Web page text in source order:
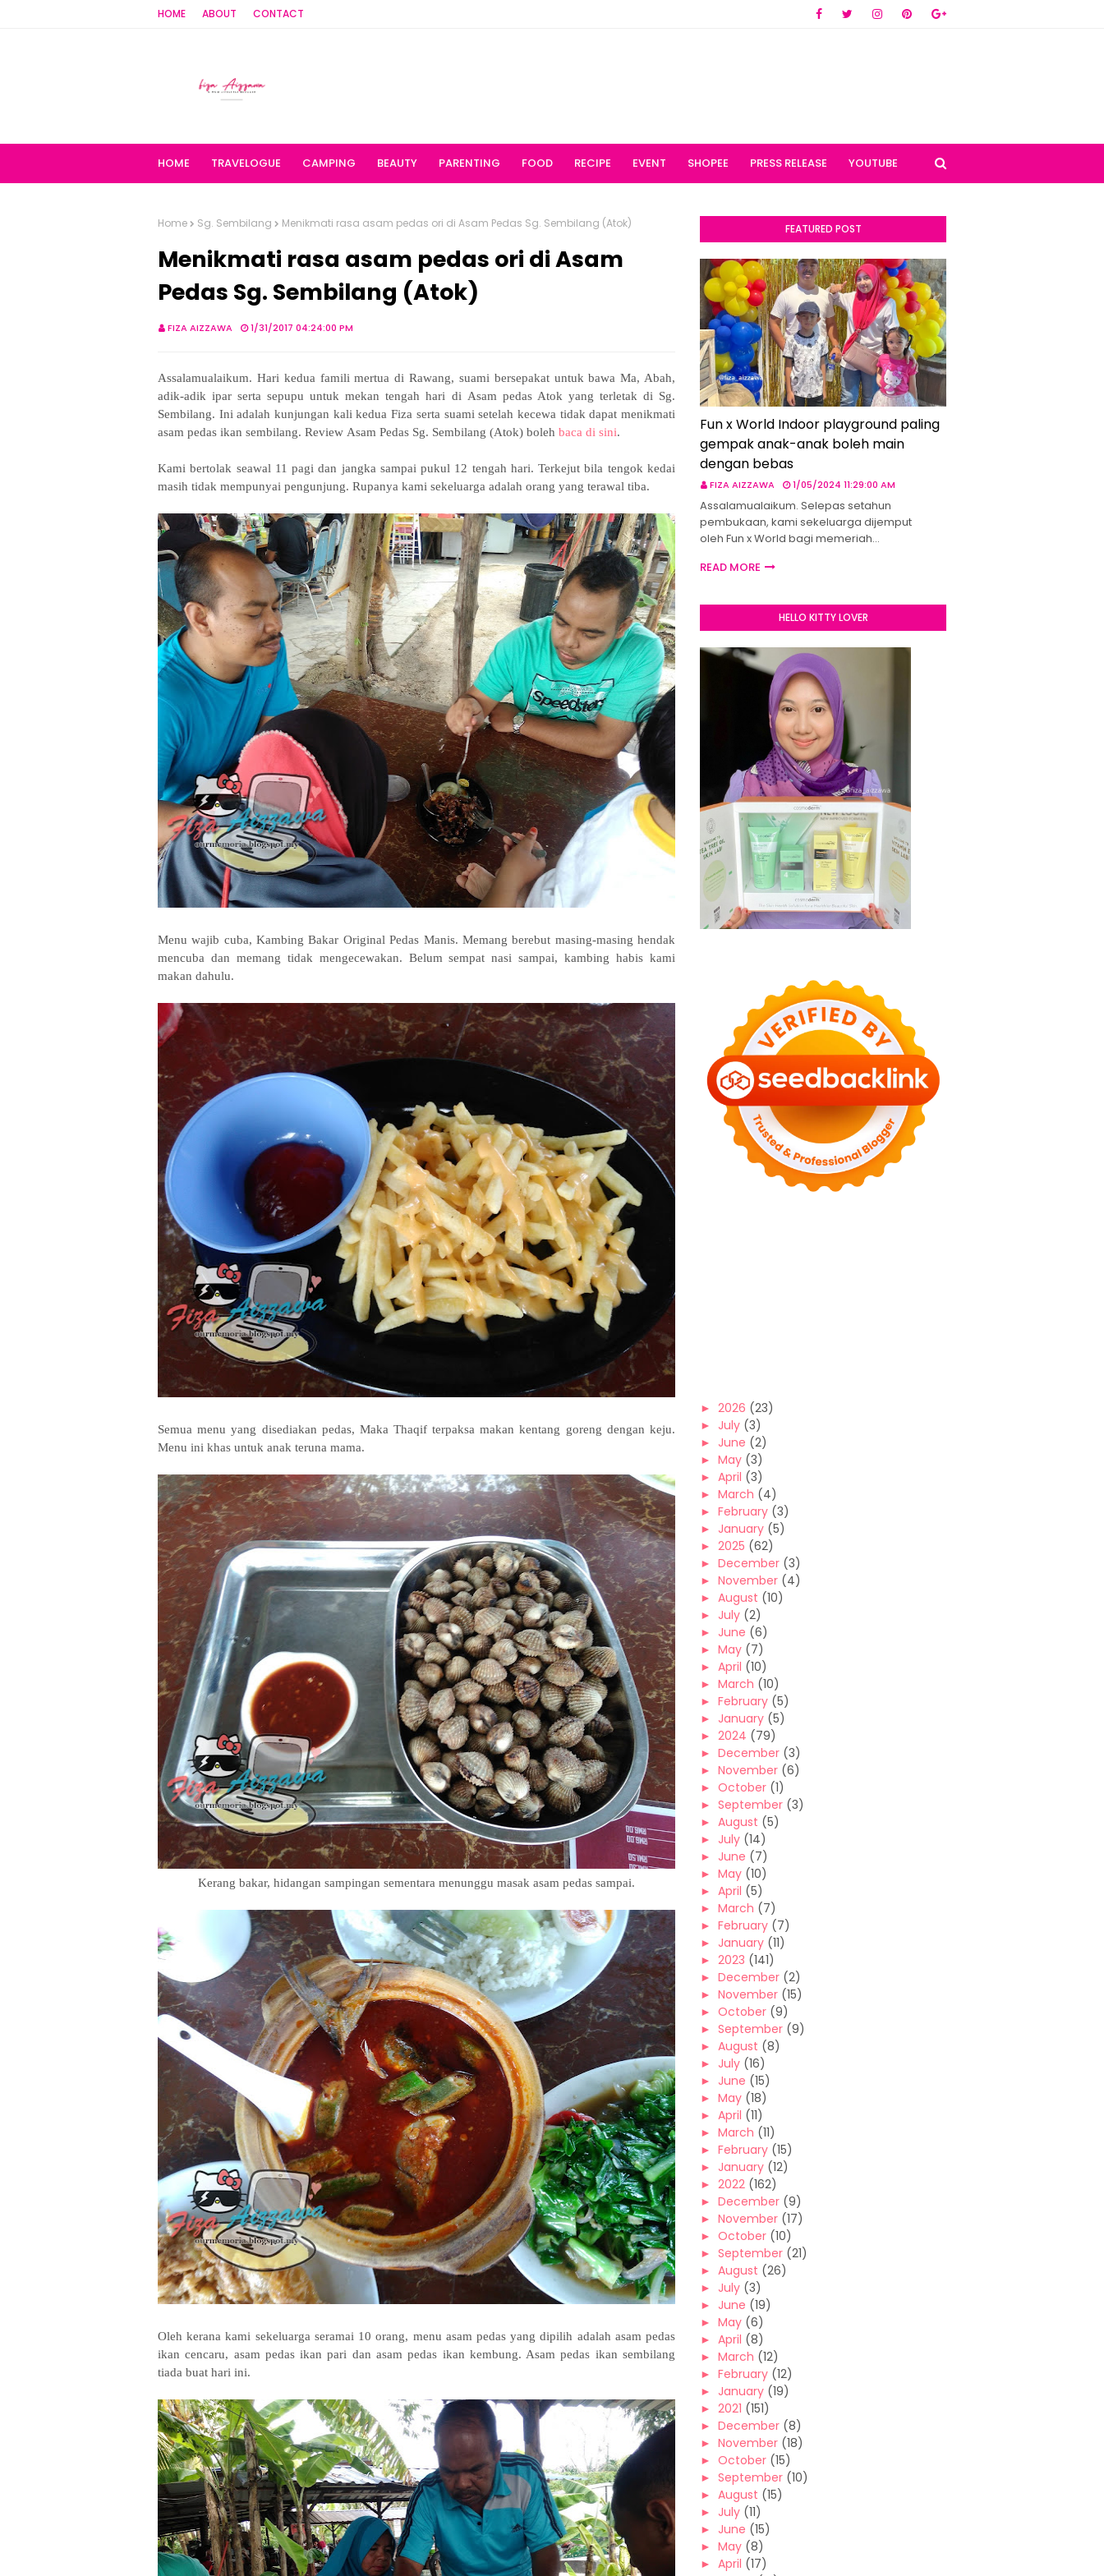
HOME ABOUT CONTACT
HOME TRAVELOGUE CAMPING BEAUTY PARENTING FOOD RECIPE EVENT SHOPEE PRESS RELEASE YOUTUBE
Home Sg. Sembilang Menikmati rasa asam pedas ori di Asam Pedas Sg. Sembilang (Atok)
Menikmati rasa asam pedas ori di Asam
Pedas Sg. Sembilang (Atok)
FIZA AIZZAWA 1/31/2017 04:24:00 PM
Assalamualaikum. Hari kedua famili mertua di Rawang, suami bersepakat untuk bawa Ma, Abah,
adik-adik ipar serta sepupu untuk mekan tengah hari di Asam pedas Atok yang terletak di Sg.
Sembilang. Ini adalah kunjungan kali kedua Fiza serta suami setelah kecewa tidak dapat menikmati
asam pedas ikan sembilang. Review Asam Pedas Sg. Sembilang (Atok) boleh baca di sini.
Kami bertolak seawal 11 pagi dan jangka sampai pukul 12 tengah hari. Terkejut bila tengok kedai
masih tidak mempunyai pengunjung. Rupanya kami sekeluarga adalah orang yang terawal tiba.
Menu wajib cuba, Kambing Bakar Original Pedas Manis. Memang berebut masing-masing hendak
mencuba dan memang tidak mengecewakan. Belum sempat nasi sampai, kambing habis kami
makan dahulu.
Semua menu yang disediakan pedas, Maka Thaqif terpaksa makan kentang goreng dengan keju.
Menu ini khas untuk anak teruna mama.
Kerang bakar, hidangan sampingan sementara menunggu masak asam pedas sampai.
Oleh kerana kami sekeluarga seramai 10 orang, menu asam pedas yang dipilih adalah asam pedas
ikan cencaru, asam pedas ikan pari dan asam pedas ikan kembung. Asam pedas ikan sembilang
tiada buat hari ini.
FEATURED POST
Fun x World Indoor playground paling
gempak anak-anak boleh main
dengan bebas
FIZA AIZZAWA 1/05/2024 11:29:00 AM
Assalamualaikum. Selepas setahun
pembukaan, kami sekeluarga dijemput
oleh Fun x World bagi memeriah…
READ MORE
HELLO KITTY LOVER
► 2026 (23)
► July (3)
► June (2)
► May (3)
► April (3)
► March (4)
► February (3)
► January (5)
► 2025 (62)
► December (3)
► November (4)
► August (10)
► July (2)
► June (6)
► May (7)
► April (10)
► March (10)
► February (5)
► January (5)
► 2024 (79)
► December (3)
► November (6)
► October (1)
► September (3)
► August (5)
► July (14)
► June (7)
► May (10)
► April (5)
► March (7)
► February (7)
► January (11)
► 2023 (141)
► December (2)
► November (15)
► October (9)
► September (9)
► August (8)
► July (16)
► June (15)
► May (18)
► April (11)
► March (11)
► February (15)
► January (12)
► 2022 (162)
► December (9)
► November (17)
► October (10)
► September (21)
► August (26)
► July (3)
► June (19)
► May (6)
► April (8)
► March (12)
► February (12)
► January (19)
► 2021 (151)
► December (8)
► November (18)
► October (15)
► September (10)
► August (15)
► July (11)
► June (15)
► May (8)
► April (17)